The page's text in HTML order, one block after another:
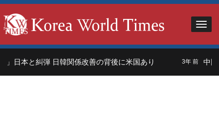
日本と糾弾 日韓関係改善の背後に米国あり 3年 前 中国